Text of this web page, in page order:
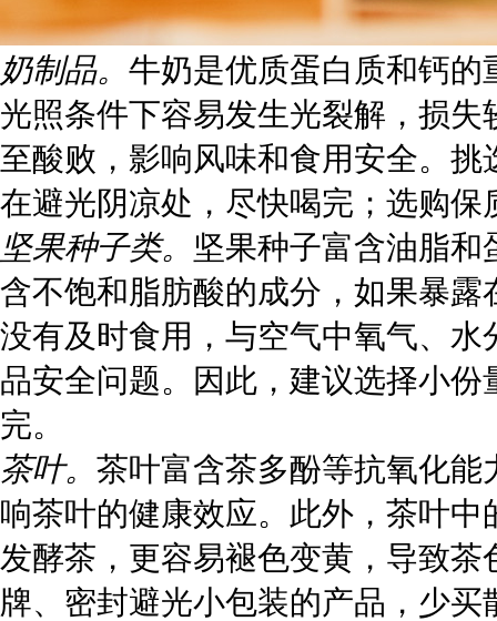
奶制品。 牛奶是优质蛋白质和钙
光照条件下容易发生光裂解，损
至酸败，影响风味和食用安全。
在避光阴凉处，尽快喝完；选购
坚果种子类。 坚果种子富含油脂
含不饱和脂肪酸的成分，如果暴
没有及时食用，与空气中氧气、
品安全问题。因此，建议选择小
完。
茶叶。 茶叶富含茶多酚等抗氧化
响茶叶的健康效应。此外，茶叶
发酵茶，更容易褪色变黄，导致
牌、密封避光小包装的产品，少